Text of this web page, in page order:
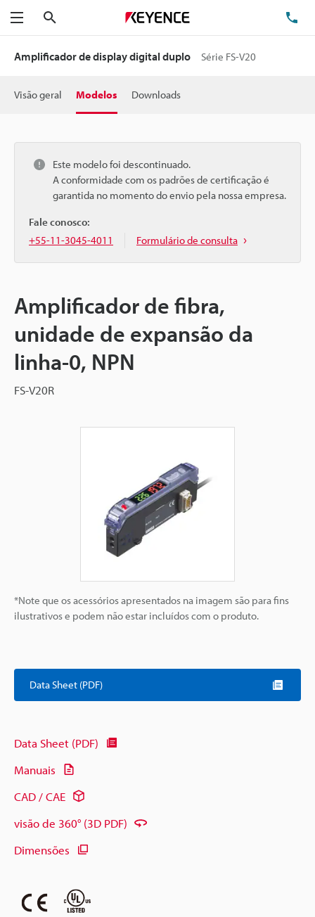
Menu
Amplificador de display digital duplo Série FS-V20
Visão geral Modelos Downloads
Este modelo foi descontinuado.
A conformidade com os padrões de certificação é
garantida no momento do envio pela nossa empresa.
Fale conosco:
+55-11-3045-4011
Formulário de consulta
Amplificador de fibra,
unidade de expansão da
linha-0, NPN
FS-V20R
*Note que os acessórios apresentados na imagem são para fins
ilustrativos e podem não estar incluídos com o produto.
Data Sheet (PDF)
Data Sheet (PDF)
Manuais
CAD / CAE
visão de 360° (3D PDF)
Dimensões